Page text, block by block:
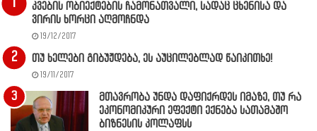
კვების ობიექტების ჩამონათვალი, სადაც ცხენისა და
ვირის ხორცი აღმოჩნდა
19/12/2017
თუ ხელები გიბუჟდება, ეს აუცილებლად წაიკითხე!
19/11/2017
მთავრობა უნდა დაფიქრდეს იმაზე, თუ რა
ეკონომიკური ეფექტი ექნება სათამაშო
ბიზნესის კოლაფსს